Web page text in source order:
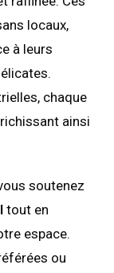
locaux,
à leurs
chaque
ainsi
soutenez
tout en
espace.
ou